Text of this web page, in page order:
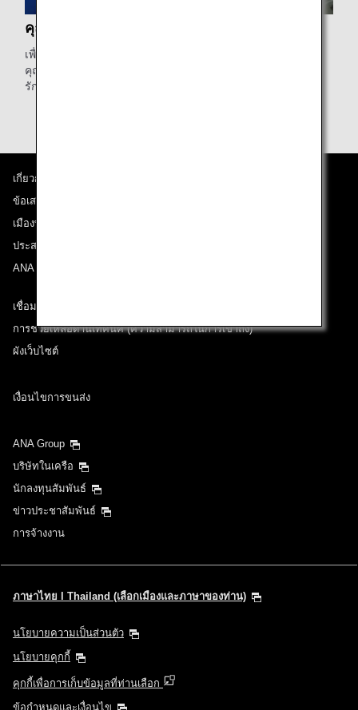
คุณภาพระดับญี่ปุ่น
เพื่อทำให้ลูกค้ารู้สึกสบายใจ เราเชื่อว่าเราควรคำนึงไว้เสมอถึง
คุณภาพพื้นฐานแบบญี่ปุ่นที่ภูมิใจในความถูกต้องแม่นยำ การ
รักษาความสะอาด และความสุภาพ
เกี่ยวกับ ANA
ข้อเสนอและประกาศ
เมืองที่เราเดินทางไป
ประสบการณ์ ANA
ANA Mileage Club
เชื่อมต่อกับ ANA
การช่วยเหลือด้านเทคนิค (ความสามารถในการเข้าถึง)
ผังเว็บไซต์
เงื่อนไขการขนส่ง
ANA Group
บริษัทในเครือ
นักลงทุนสัมพันธ์
ข่าวประชาสัมพันธ์
การจ้างงาน
ภาษาไทย l Thailand (เลือกเมืองและภาษาของท่าน)
นโยบายความเป็นส่วนตัว
นโยบายคุกกี้
คุกกี้เพื่อการเก็บข้อมูลที่ท่านเลือก
ข้อกำหนดและเงื่อนไข